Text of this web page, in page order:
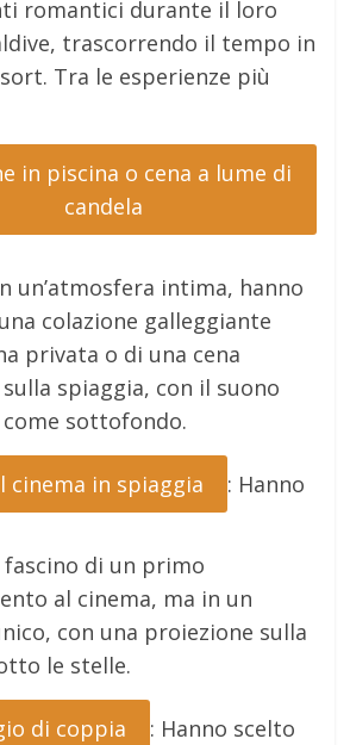
romantici durante il loro
trascorrendo il tempo in
Tra le esperienze più
in piscina o cena a lume di
candela
un’atmosfera intima, hanno
colazione galleggiante
privata o di una cena
spiaggia, con il suono
sottofondo.
cinema in spiaggia : Hanno
di un primo
al cinema, ma in un
con una proiezione sulla
le stelle.
di coppia : Hanno scelto